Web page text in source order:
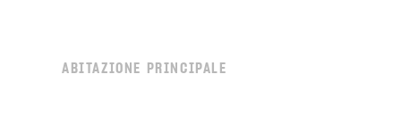
ABITAZIONE PRINCIPALE